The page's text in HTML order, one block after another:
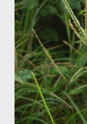
cá. Hoa nở về